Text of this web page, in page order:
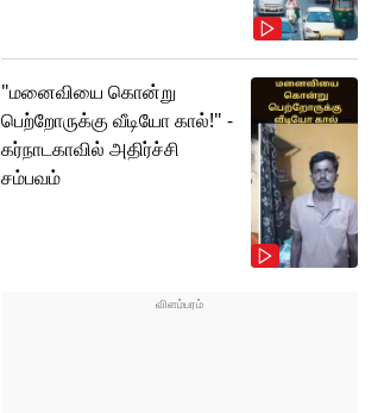
"மனைவியை கொன்று
பெற்றோருக்கு வீடியோ கால்!" -
கர்நாடகாவில் அதிர்ச்சி
சம்பவம்